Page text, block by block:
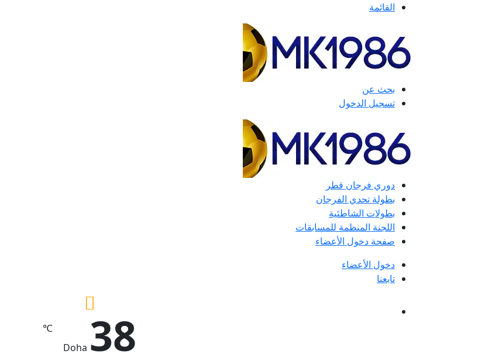
القائمة
بحث عن
تسجيل الدخول
دوري فرجان قطر
بطولة تحدي الفرجان
بطولات الشاطئية
اللجنة المنظمة للمسابقات
صفحة دخول الأعضاء
دخول الأعضاء
تابعنا
Doha 38
℃